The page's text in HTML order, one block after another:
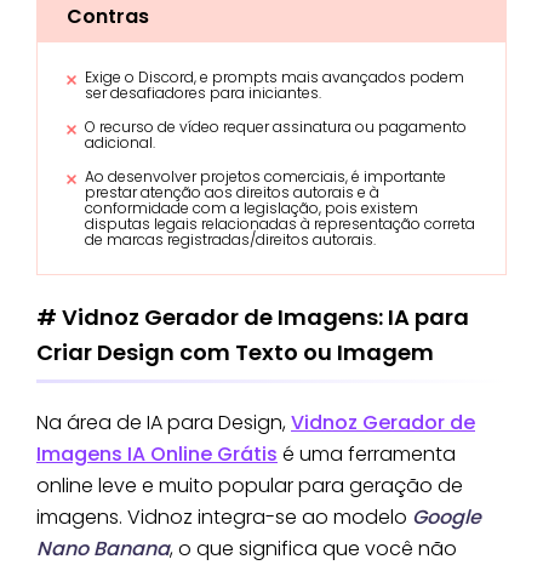
Contras
Exige o Discord, e prompts mais avançados podem
ser desafiadores para iniciantes.
O recurso de vídeo requer assinatura ou pagamento
adicional.
Ao desenvolver projetos comerciais, é importante
prestar atenção aos direitos autorais e à
conformidade com a legislação, pois existem
disputas legais relacionadas à representação correta
de marcas registradas/direitos autorais.
# Vidnoz Gerador de Imagens: IA para
Criar Design com Texto ou Imagem
Na área de IA para Design,Vidnoz Gerador de
Imagens IA Online Grátis é uma ferramenta
online leve e muito popular para geração de
imagens. Vidnoz integra-se ao modelo Google
Nano Banana, o que significa que você não